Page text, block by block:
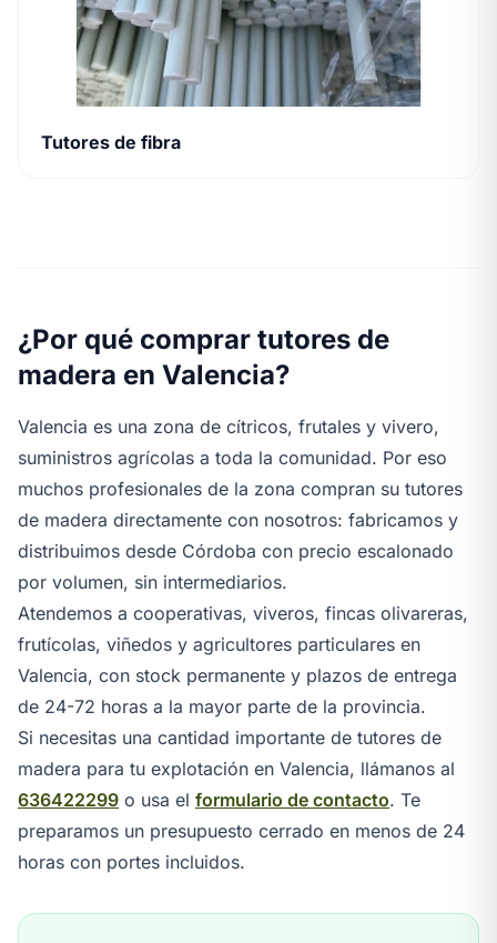
Tutores de fibra
¿Por qué comprar tutores de
madera en Valencia?
Valencia es una zona de cítricos, frutales y vivero,
suministros agrícolas a toda la comunidad. Por eso
muchos profesionales de la zona compran su tutores
de madera directamente con nosotros: fabricamos y
distribuimos desde Córdoba con precio escalonado
por volumen, sin intermediarios.
Atendemos a cooperativas, viveros, fincas olivareras,
frutícolas, viñedos y agricultores particulares en
Valencia, con stock permanente y plazos de entrega
de 24-72 horas a la mayor parte de la provincia.
Si necesitas una cantidad importante de tutores de
madera para tu explotación en Valencia, llámanos al
636422299 o usa el formulario de contacto. Te
preparamos un presupuesto cerrado en menos de 24
horas con portes incluidos.